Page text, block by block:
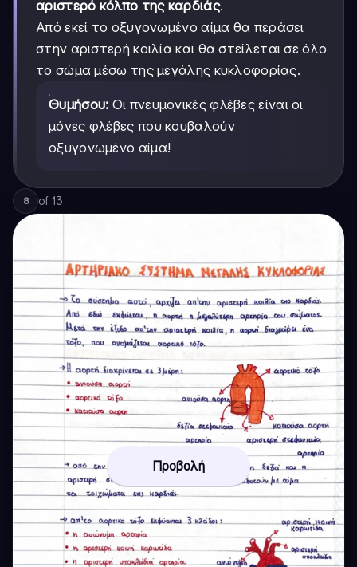
αριστερό κόλπο της καρδιάς.
Από εκεί το οξυγονωμένο αίμα θα περάσει
στην αριστερή κοιλία και θα στείλεται σε όλο
το σώμα μέσω της μεγάλης κυκλοφορίας.
Θυμήσου: Οι πνευμονικές φλέβες είναι οι
μόνες φλέβες που κουβαλούν
οξυγονωμένο αίμα!
8 of 13
Προβολή